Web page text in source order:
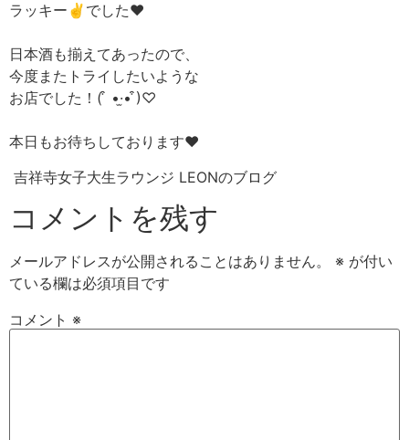
ラッキー✌️でした❤︎
日本酒も揃えてあったので、
今度またトライしたいような
お店でした！( ͒ •·̫• ͒)♡
本日もお待ちしております❤︎
吉祥寺女子大生ラウンジ LEONのブログ
コメントを残す
メールアドレスが公開されることはありません。 ※ が付い
ている欄は必須項目です
コメント ※